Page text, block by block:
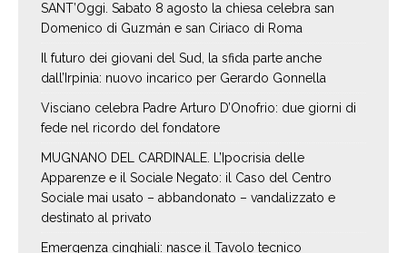
SANT’Oggi. Sabato 8 agosto la chiesa celebra san
Domenico di Guzmán e san Ciriaco di Roma
Il futuro dei giovani del Sud, la sfida parte anche
dall’Irpinia: nuovo incarico per Gerardo Gonnella
Visciano celebra Padre Arturo D’Onofrio: due giorni di
fede nel ricordo del fondatore
MUGNANO DEL CARDINALE. L’Ipocrisia delle
Apparenze e il Sociale Negato: il Caso del Centro
Sociale mai usato – abbandonato – vandalizzato e
destinato al privato
Emergenza cinghiali: nasce il Tavolo tecnico